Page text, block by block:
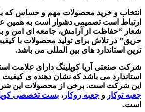
انتخاب و خرید محصولات مهم و حساس که
ارتباط است تصمیمی دشوار است به همین
شعار “حفاظت از آرامش، جامعه ای امن و
حریق” در تلاش برای تولید محصولات با
ترین استاندارد های بین المللی می باشد.
شرکت صنعتی آریا کوپلینگ دارای علامت
استاندارد می باشد که نشان دهنده ی
این شرکت است. برخی از محصولات این
جعبه توکار و جعبه روکار ، بست تخصصی
است.